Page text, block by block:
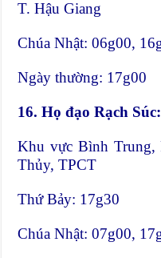
T. Hậu
Chúa Nhật: 06g00,
Ngày thường: 17g00
16. Họ đạo Rạch Súc:
Khu vực Bình Trung,
Thủy, TPCT
Thứ Bảy: 17g30
Chúa Nhật: 07g00,